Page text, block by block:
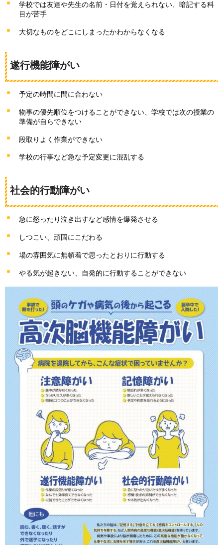
学校では友達や先生の名前・日付を覚えられない、暗記する科
目が苦手
大切なものをどこにしまったかわからなくなる
遂行機能障がい
予定の時間に間に合わない
物事の優先順位をつけることができない、学校では次の授業の
準備が自らできない
段取りよく作業ができない
学校の行事など急な予定変更に混乱する
社会的行動障がい
急に怒ったり泣き出すなど感情を爆発させる
しつこい、頑固にこだわる
場の雰囲気に無頓着で思ったとおりに行動する
やる気が起きない、自発的に行動することができない